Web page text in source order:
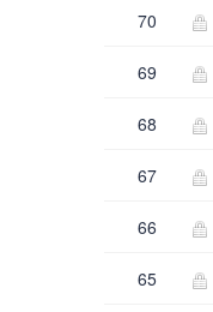
70
69
68
67
66
65